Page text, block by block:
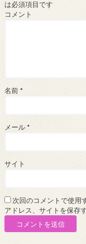
は必須項目です
コメント
名前 *
メール *
サイト
次回のコメントで使用
アドレス、サイトを保存す